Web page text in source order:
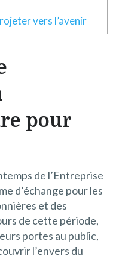
vers l’avenir
pour
de l’Entreprise
d’échange pour les
et des
de cette période,
portes au public,
l’envers du